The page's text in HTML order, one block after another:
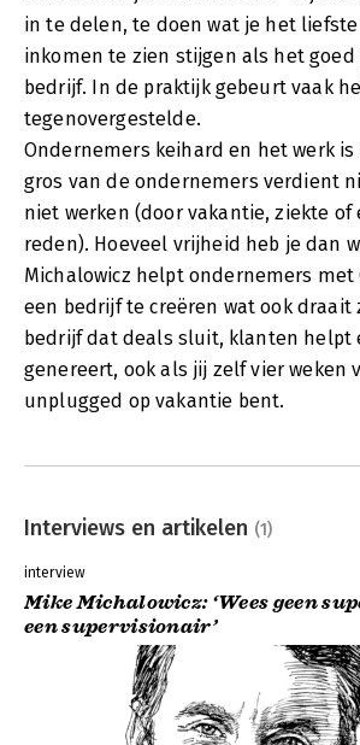
in te delen, te doen wat je het
inkomen te zien stijgen als het
bedrijf. In de praktijk gebeurt vaak
tegenovergestelde.
Ondernemers keihard en het werk
gros van de ondernemers verdient
niet werken (door vakantie, ziekte of
reden). Hoeveel vrijheid heb je dan
Michalowicz helpt ondernemers met
een bedrijf te creëren wat ook draait
bedrijf dat deals sluit, klanten helpt
genereert, ook als jij zelf vier weken
unplugged op vakantie bent.
Interviews en artikelen (1)
interview
Mike Michalowicz: ‘Wees geen
een supervisionair’